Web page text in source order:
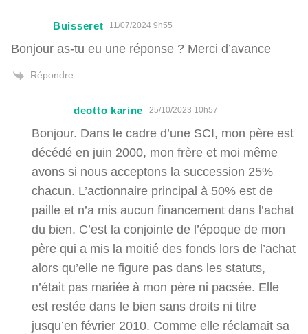
Buisseret 11/07/2024 9h55
Bonjour as-tu eu une réponse ? Merci d’avance
Répondre
deotto karine 25/10/2023 10h57
Bonjour. Dans le cadre d’une SCI, mon père est
décédé en juin 2000, mon frère et moi même
avons si nous acceptons la succession 25%
chacun. L’actionnaire principal à 50% est de
paille et n’a mis aucun financement dans l’achat
du bien. C’est la conjointe de l’époque de mon
père qui a mis la moitié des fonds lors de l’achat
alors qu’elle ne figure pas dans les statuts,
n’était pas mariée à mon père ni pacsée. Elle
est restée dans le bien sans droits ni titre
jusqu’en février 2010. Comme elle réclamait sa